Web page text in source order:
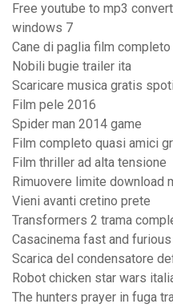
Free youtube to mp3
windows 7
Cane di paglia film completo
Nobili bugie trailer ita
Scaricare musica gratis
Film pele 2016
Spider man 2014 game
Film completo quasi amici
Film thriller ad alta tensione
Rimuovere limite download
Vieni avanti cretino prete
Transformers 2 trama
Casacinema fast and
Scarica del condensatore
Robot chicken star wars
The hunters prayer in fuga